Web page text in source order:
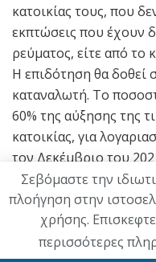
κατοικίας τους, που
εκπτώσεις που έχουν
ρεύματος, είτε από το
Η επιδότηση θα δοθεί
καταναλωτή. Το
60% της αύξησης της
κατοικίας, για
τον Δεκέμβριο του
αφορά νοικοκυριά-
με δηλωθέν
Η επιστροφή δίνεται
αύξηση ρεύματος
Σεβόμαστε την
πλοήγηση στην
χρήσης.
περισσότερες